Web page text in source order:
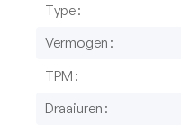
Type
Vermogen
TPM
Draaiuren